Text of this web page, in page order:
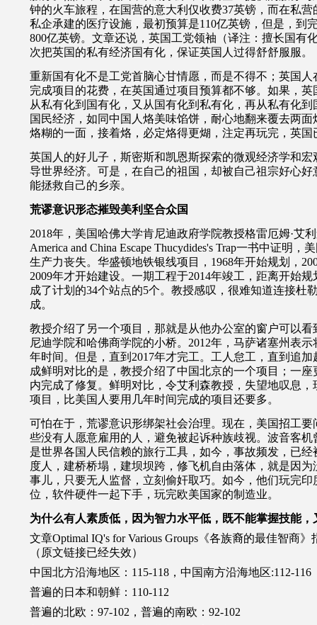
钟的火车旅程，在国营的意大利仅收费37英镑，而在私营
私企承建的医疗设施，最初预算是110亿英镑，但是，到
800亿英镑。文章还说，英国工党领袖（译注：擅长国有
次把英国的私有经济国有化，保证英国人过得舒舒服服。
重新国有化不是工党首脑心甘情愿，而是不得不；英国人
完成项目的花费，在英国通过项目预算都不够。如果，
从私有化到国有化，又从国有化到私有化，再从私有化
国民经济，如同中国人烙美味馅饼，耐心地翻来覆去两
烙糊的一面，接着烙，必定烙得更煳，注定再玩完，英
英国人的好儿子，斯密斯和凯恩斯探索的微观经济学和
导世界经济。可是，在自己的祖国，却被自己祖宗好心
能拯救自己的乡亲。
荒谬意识形态摧毁美利坚合众国
2018年，美国哈佛大学肯尼迪政府学院教授格雷厄姆·艾
America and China Escape Thucydides's Trap一书中证明，
生产力丧失。华盛顿地铁银线项目，1968年开始规划，
2009年才开始建设。一期工程于2014年竣工，距离开始
成了计划的34个站点的5个。教授感叹，很难知道连接杜
成。
教授介绍了另一个项目，那就是从他办公室的窗户可以
尼迪学院和哈佛商学院的小桥。2012年，马萨诸塞州表
年时间。但是，直到2017年才完工。工人怠工，直到追
成鲜明对比的是，教授介绍了中国北京的一个项目；一
内完成了修复。鲜明对比，令艾利森教授，失望地叹息
项目，比美国人要用几年时间完成的项目还要多。
可怕在于，荒谬意识形绑架社会治理。现在，美国招工
些没有人愿意雇用的人，避免被起诉种族歧视。波音客
是世界各国人民信赖的旅行工具，如今，事故频发，已
度人，建桥桥塌，建坝坝跨，修飞机自由落体，就是因
事儿，只要无人监督，立刻偷奸取巧。如今，他们玩完
位，软件硬件一起下手，玩完欧美国家的制造业。
为什么有人素质低，因为智力水平低，既不能掌握技能，
文章Optimal IQ's for Various Groups 《各族裔的最佳智商
（原文链接已经失效）
中国北方沿海地区： 115-118 ，中国南方沿海地区:112-116
普遍的日本和朝鲜 ：110-112
普遍的北欧： 97-102 ，普遍的南欧： 92-102